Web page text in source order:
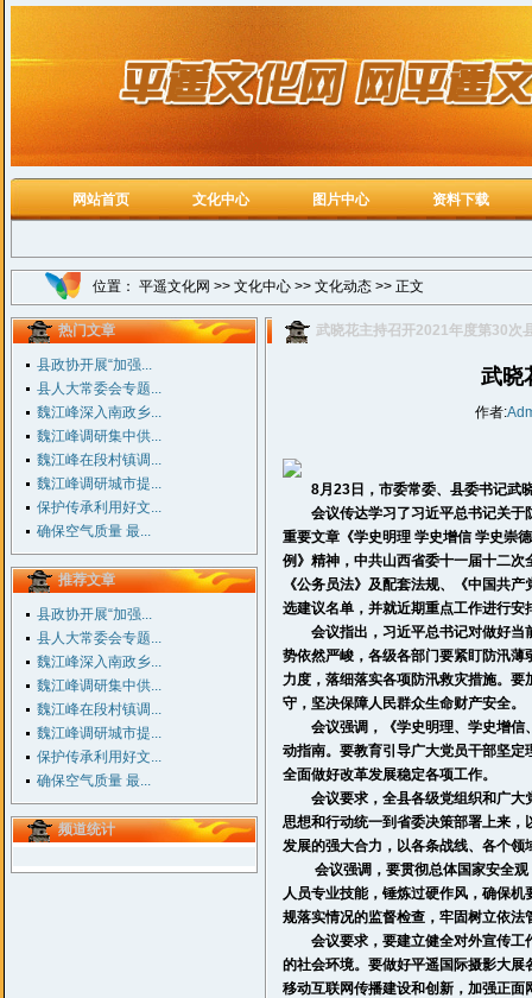
网站首页 文化中心 图片中心 资料下载
位置： 平遥文化网 >> 文化中心 >> 文化动态 >> 正文
热门文章
县政协开展“加强...
县人大常委会专题...
魏江峰深入南政乡...
魏江峰调研集中供...
魏江峰在段村镇调...
魏江峰调研城市提...
保护传承利用好文...
确保空气质量 最...
推荐文章
县政协开展“加强...
县人大常委会专题...
魏江峰深入南政乡...
魏江峰调研集中供...
魏江峰在段村镇调...
魏江峰调研城市提...
保护传承利用好文...
确保空气质量 最...
频道统计
武晓花主持召开2021年度第30次
武晓
作者:
8月23日，市委常委、县委书记武
会议传达学习了习近平总书记关于
重要文章《学史明理 学史增信 学史崇
例》精神，中共山西省委十一届十二
《公务员法》及配套法规、《中国共
选建议名单，并就近期重点工作进行安
会议指出，习近平总书记对做好当
势依然严峻，各级各部门要紧盯防汛
力度，落细落实各项防汛救灾措施。
守，坚决保障人民群众生命财产安全。
会议强调，《学史明理、学史增信
动指南。要教育引导广大党员干部坚
全面做好改革发展稳定各项工作。
会议要求，全县各级党组织和广大
思想和行动统一到省委决策部署上来
发展的强大合力，以各条战线、各个
会议强调，要贯彻总体国家安全观
人员专业技能，锤炼过硬作风，确保
规落实情况的监督检查，牢固树立依
会议要求，要建立健全对外宣传工
的社会环境。要做好平遥国际摄影大展
移动互联网传播建设和创新，加强正